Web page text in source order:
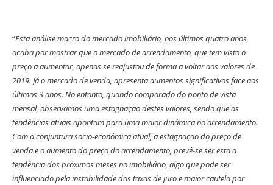
“Esta análise macro do mercado imobiliário, nos últimos quatro anos,
acaba por mostrar que o mercado de arrendamento, que tem visto o
preço a aumentar, apenas se reajustou de forma a voltar aos valores de
2019. Já o mercado de venda, apresenta aumentossignificativos face aos
últimos 3 anos. No entanto, quando comparado do ponto de vista
mensal, observamosuma estagnação destes valores, sendo que as
tendências atuais apontam para uma maior dinâmica no arrendamento.
Com a conjuntura socio-económica atual, a estagnação do preço de
venda e o aumento do preço do arrendamento, prevê-se serestaa
tendência dos próximos meses no imobiliário, algo que pode ser
influenciado pela instabilidade das taxas de juro e maior cautelapor